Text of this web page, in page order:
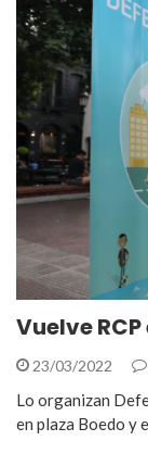
Vuelve
23/03/2022
Lo organizan
en plaza Boedo y